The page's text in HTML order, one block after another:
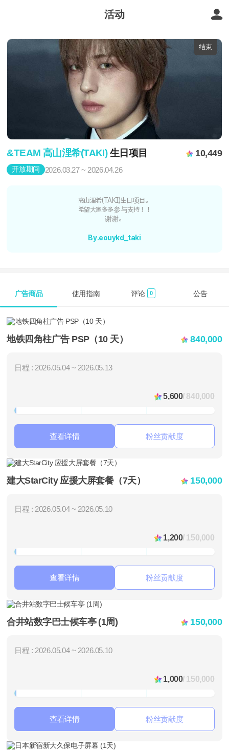
活动
结束
&TEAM 高山浬希(TAKI)生日项目 10,449
开放期间 2026.03.27 ~ 2026.04.26
高山浬希(TAKI)生日项目。
希望大家多多参与支持！！
谢谢。
By.eouykd_taki
广告商品 使用指南 评论 0 公告
地铁四角柱广告 PSP（10 天） 840,000
日程 : 2026.05.04 ~ 2026.05.13
5,600/ 840,000
查看详情 粉丝贡献度
建大StarCity 应援大屏套餐（7天） 150,000
日程 : 2026.05.04 ~ 2026.05.10
1,200/ 150,000
查看详情 粉丝贡献度
合井站数字巴士候车亭 (1周) 150,000
日程 : 2026.05.04 ~ 2026.05.10
1,000/ 150,000
查看详情 粉丝贡献度